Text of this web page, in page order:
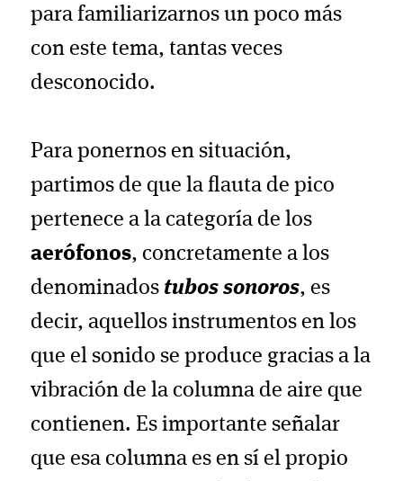
para familiarizarnos un poco más
con este tema, tantas veces
desconocido.
Para ponernos en situación,
partimos de que la flauta de pico
pertenece a la categoría de los
aerófonos, concretamente a los
denominados tubos sonoros, es
decir, aquellos instrumentos en los
que el sonido se produce gracias a la
vibración de la columna de aire que
contienen. Es importante señalar
que esa columna es en sí el propio